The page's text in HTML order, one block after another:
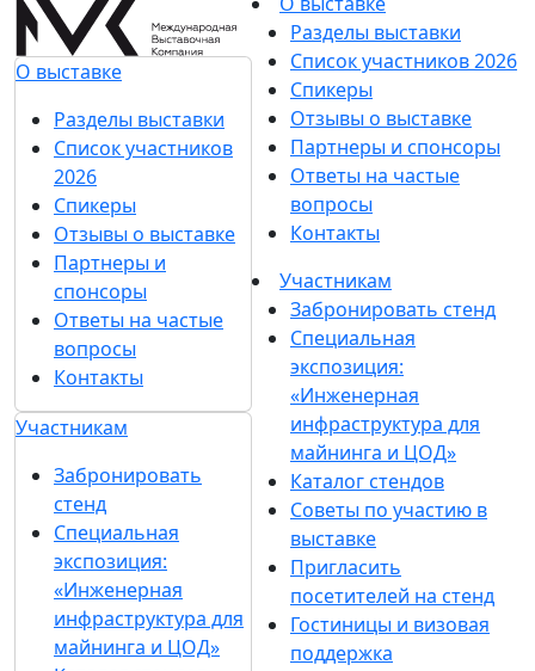
О выставке
Разделы выставки
Список участников
2026
Спикеры
Отзывы о выставке
Партнеры и
спонсоры
Ответы на частые
вопросы
Контакты
Участникам
Забронировать
стенд
Специальная
экспозиция:
«Инженерная
инфраструктура для
майнинга и ЦОД»
Разделы выставки
Список участников 2026
Спикеры
Отзывы о выставке
Партнеры и спонсоры
Ответы на частые
вопросы
Контакты
Участникам
Забронировать стенд
Специальная
экспозиция:
«Инженерная
инфраструктура для
майнинга и ЦОД»
Каталог стендов
Советы по участию в
выставке
Пригласить
посетителей на стенд
Гостиницы и визовая
поддержка